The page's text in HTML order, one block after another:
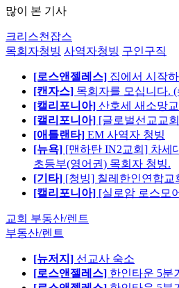
많이 본 기사
크리스천잡스
목회자청빙 사역자청빙 구인구직
[로스앤젤레스] 집에서 시작
[캔자스] 목회자를 모십니다.
[캘리포니아] 산호세 새소망
[캘리포니아] [글로벌선교교
[애틀랜타] EM 사역자 청빙
[뉴욕] [맨하탄 IN2교회] 차세
초등부(영어권) 목회자 청빙.
[기타] [청빙] 칠레한인연합교
[캘리포니아] [실로암 로스모
교회 부동산/렌트
부동산/렌트
[뉴저지] 선교사 숙소
[로스앤젤레스] 한인타운 5분